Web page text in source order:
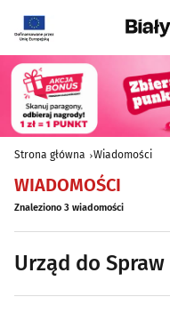
Strona główna Wiadomości
WIADOMOŚCI
Znaleziono 3 wiadomości
Urząd do